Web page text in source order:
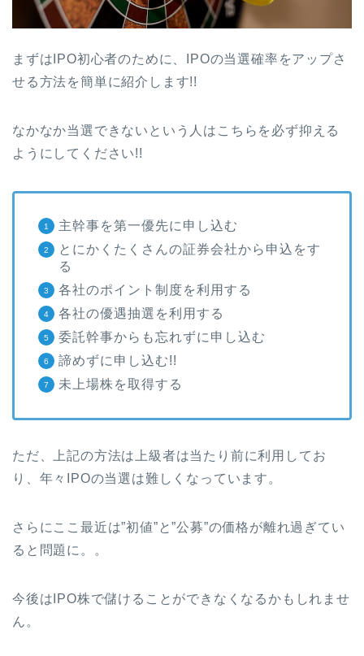
まずはIPO初心者のために、IPOの当選確率をアップさ
せる方法を簡単に紹介します!!
なかなか当選できないという人はこちらを必ず抑える
ようにしてください!!
主幹事を第一優先に申し込む
とにかくたくさんの証券会社から申込をす
る
各社のポイント制度を利用する
各社の優遇抽選を利用する
委託幹事からも忘れずに申し込む
諦めずに申し込む!!
未上場株を取得する
ただ、上記の方法は上級者は当たり前に利用してお
り、年々IPOの当選は難しくなっています。
さらにここ最近は”初値”と”公募”の価格が離れ過ぎてい
ると問題に。。
今後はIPO株で儲けることができなくなるかもしれませ
ん。